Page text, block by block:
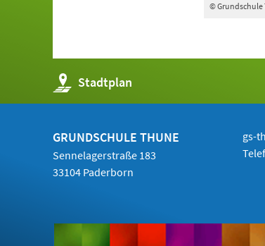
© Grundschule
Stadtplan
(Öffnet
in
einem
Tab)
GRUNDSCHULE THUNE
Sennelagerstraße 183
33104 Paderborn
gs-